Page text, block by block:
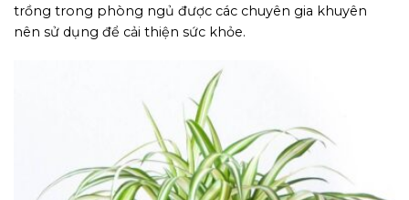
trồng trong phòng ngủ được các chuyên gia khuyên
nên sử dụng để cải thiện sức khỏe.